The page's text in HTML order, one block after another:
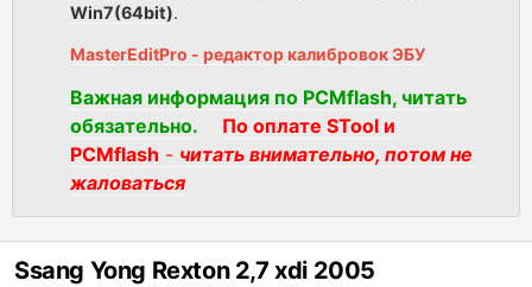
Win7(64bit).
MasterEditPro - редактор калибровок ЭБУ
Важная информация по PCMflash, читать
обязательно.
По оплате STool и
PCMflash - читать внимательно, потом не
жаловаться
Ssang Yong Rexton 2,7 xdi 2005